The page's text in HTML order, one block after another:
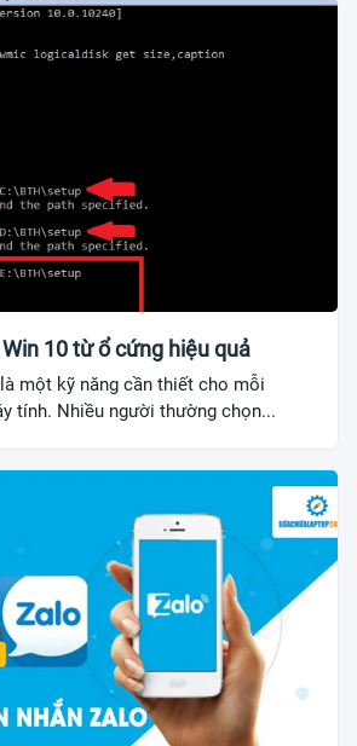
10 từ ổ cứng hiệu quả
một kỹ năng cần thiết cho mỗi
tính. Nhiều người thường chọn...